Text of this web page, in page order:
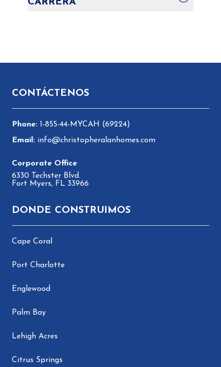
CARRERA
página de Carreras
CONTÁCTENOS
1-855-44-MYCAH (69224)
info@christopheralanhomes.com
6330 Techster Blvd.
Fort Myers, FL 33966
DONDE CONSTRUIMOS
Cape Coral
Port Charlotte
Englewood
Palm Bay
Lehigh Acres
Citrus Springs